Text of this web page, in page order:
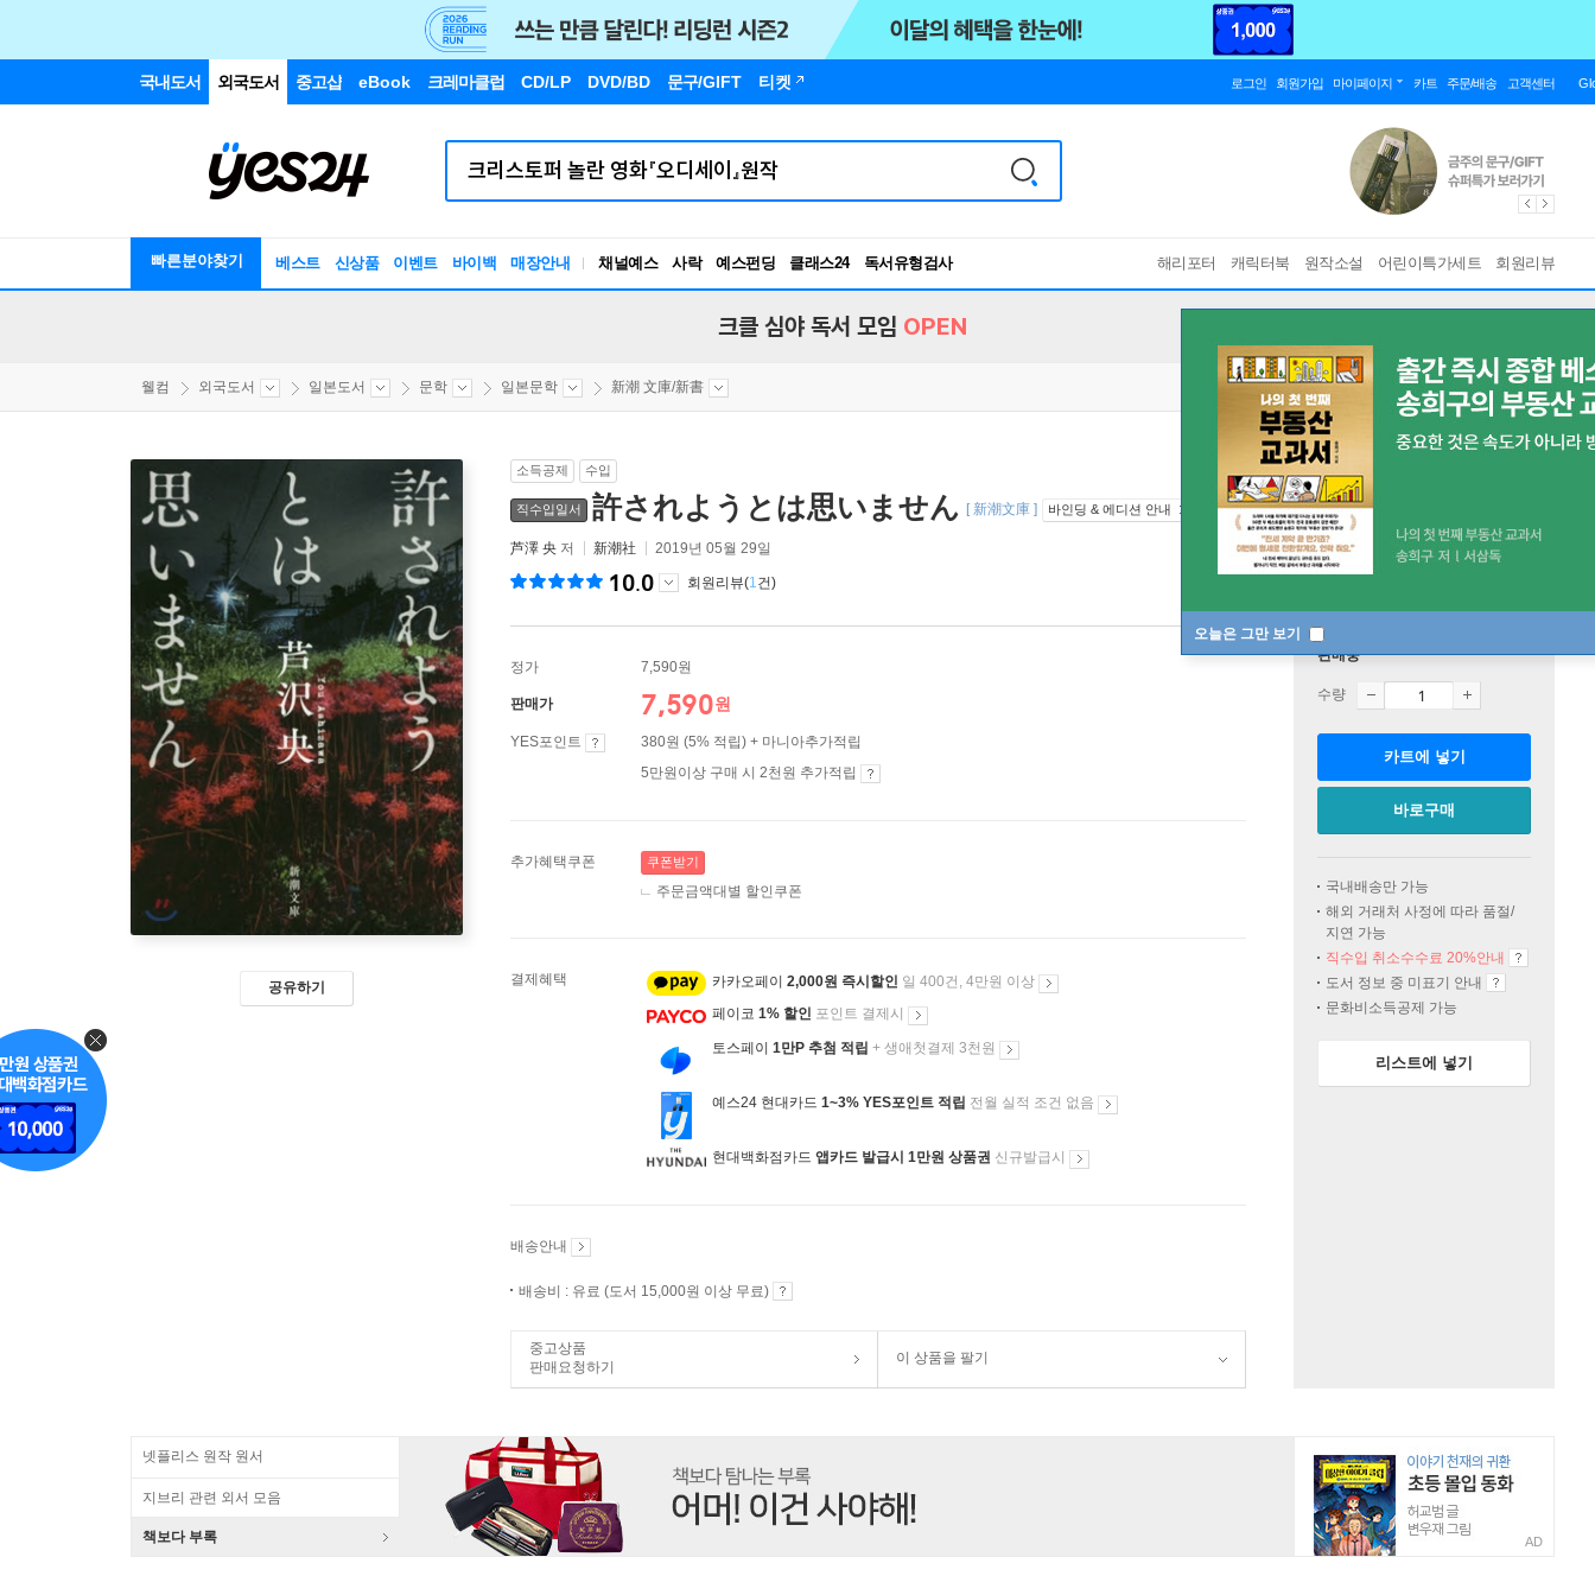
국내도서 외국도서 중고샵 eBook 크레마클럽 CD/LP DVD/BD 문구/GIFT 티켓 로그인 회원가입 마이페이지 카트 주문/배송 고객센터
빠른분야찾기 베스트 신상품 이벤트 바이백 매장안내 채널예스 사락 예스펀딩 클래스24
독서유형검사
RBTI Lab
해리포터 캐릭터북 원작소설 어린이특가세트 회원리뷰
오늘은 그만 보기
크클 심야 독서 모임 OPEN
웰컴 외국도서 일본도서 문학 일본문학 新潮 文庫/新書
공유하기
소득공제 수입
직수입일서 許されようとは思いません [ 新潮文庫 ] 바인딩 & 에디션 안내
芦澤 央 저 新潮社 2019년 05월 29일
10.0 회원리뷰(1건)
정가 7,590원
판매가 7,590원
YES포인트
380원 (5% 적립) + 마니아추가적립
5만원이상 구매 시 2천원 추가적립
추가혜택쿠폰 쿠폰받기
주문금액대별 할인쿠폰
결제혜택 카카오페이 2,000원 즉시할인 일 400건, 4만원 이상
페이코 1% 할인 포인트 결제시
토스페이 1만P 추첨 적립 + 생애첫결제 3천원
예스24 현대카드 1~3% YES포인트 적립 전월 실적 조건 없음
현대백화점카드 앱카드 발급시 1만원 상품권 신규발급시
배송안내
배송비 : 유료 (도서 15,000원 이상 무료)
중고상품
판매요청하기
이 상품을 팔기
판매중
수량
카트에 넣기
바로구매
국내배송만 가능
해외 거래처 사정에 따라 품절/
지연 가능
직수입 취소수수료 20%안내
도서 정보 중 미표기 안내
문화비소득공제 가능
리스트에 넣기
넷플리스 원작 원서
지브리 관련 외서 모음
책보다 부록 AD